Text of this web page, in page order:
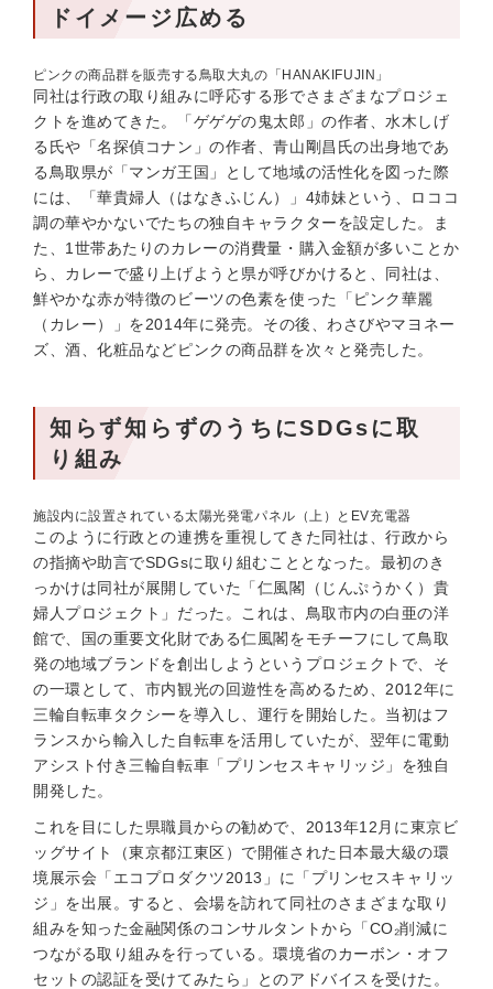
ドイメージ広める
ピンクの商品群を販売する鳥取大丸の「HANAKIFUJIN」
同社は行政の取り組みに呼応する形でさまざまなプロジェ
クトを進めてきた。「ゲゲゲの鬼太郎」の作者、水木しげ
る氏や「名探偵コナン」の作者、青山剛昌氏の出身地であ
る鳥取県が「マンガ王国」として地域の活性化を図った際
には、「華貴婦人（はなきふじん）」4姉妹という、ロココ
調の華やかないでたちの独自キャラクターを設定した。ま
た、1世帯あたりのカレーの消費量・購入金額が多いことか
ら、カレーで盛り上げようと県が呼びかけると、同社は、
鮮やかな赤が特徴のビーツの色素を使った「ピンク華麗
（カレー）」を2014年に発売。その後、わさびやマヨネー
ズ、酒、化粧品などピンクの商品群を次々と発売した。
知らず知らずのうちにSDGsに取
り組み
施設内に設置されている太陽光発電パネル（上）とEV充電器
このように行政との連携を重視してきた同社は、行政から
の指摘や助言でSDGsに取り組むこととなった。最初のき
っかけは同社が展開していた「仁風閣（じんぷうかく）貴
婦人プロジェクト」だった。これは、鳥取市内の白亜の洋
館で、国の重要文化財である仁風閣をモチーフにして鳥取
発の地域ブランドを創出しようというプロジェクトで、そ
の一環として、市内観光の回遊性を高めるため、2012年に
三輪自転車タクシーを導入し、運行を開始した。当初はフ
ランスから輸入した自転車を活用していたが、翌年に電動
アシスト付き三輪自転車「プリンセスキャリッジ」を独自
開発した。
これを目にした県職員からの勧めで、2013年12月に東京ビ
ッグサイト（東京都江東区）で開催された日本最大級の環
境展示会「エコプロダクツ2013」に「プリンセスキャリッ
ジ」を出展。すると、会場を訪れて同社のさまざまな取り
組みを知った金融関係のコンサルタントから「CO₂削減に
つながる取り組みを行っている。環境省のカーボン・オフ
セットの認証を受けてみたら」とのアドバイスを受けた。